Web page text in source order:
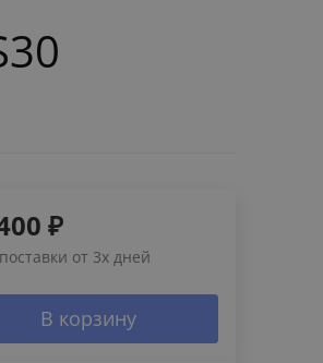
₽
от 3х дней
В корзину